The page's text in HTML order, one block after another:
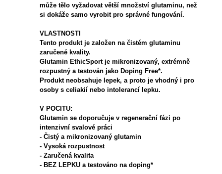
může tělo vyžadovat větší množství glutaminu, než
si dokáže samo vyrobit pro správné fungování.
VLASTNOSTI
Tento produkt je založen na čistém glutaminu
zaručené kvality.
Glutamin EthicSport je mikronizovaný, extrémně
rozpustný a testován jako Doping Free*.
Produkt neobsahuje lepek, a proto je vhodný i pro
osoby s celiakií nebo intolerancí lepku.
V POCITU:
Glutamin se doporučuje v regenerační fázi po
intenzivní svalové práci
- Čistý a mikronizovaný glutamin
- Vysoká rozpustnost
- Zaručená kvalita
- BEZ LEPKU a testováno na doping*